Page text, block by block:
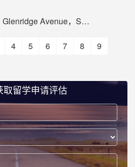
St. Catharines, Ontario,Canada L2S 3A1
4 5 6 7 8
9
取留学申请评估